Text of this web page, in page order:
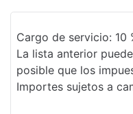
Elevador
Cargo de servicio: 10
La lista anterior
posible que los
Importes sujetos a